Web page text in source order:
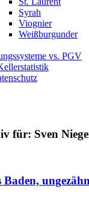
Syrah
Viognier
Weißburgunder
vs. PGV
für: Sven
Baden,